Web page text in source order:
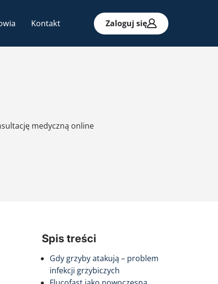
Kontakt Zaloguj się
medyczną online
Spis treści
Gdy grzyby atakują – problem
infekcji grzybiczych